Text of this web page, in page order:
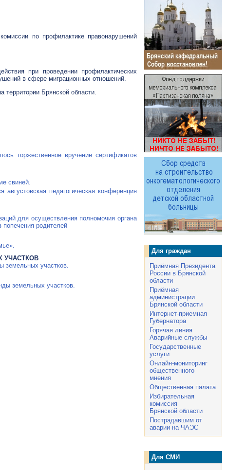
по профилактике правонарушений
при проведении профилактических
в сфере миграционных отношений.
территории Брянской области.
торжественное вручение сертификатов
свиней.
педагогическая конференция
для осуществления полномочия органа
родителей
УЧАСТКОВ
земельных участков.
земельных участков.
Для граждан
Приёмная Президента
России в Брянской
области
Приёмная
администрации
Брянской области
Интернет-приемная
Губернатора
Горячая линия
Аварийные службы
Государственные
услуги
Онлайн-мониторинг
общественного
мнения
Общественная палата
Избирательная
комиссия
Брянской области
Пострадавшим от
аварии на ЧАЭС
Для СМИ